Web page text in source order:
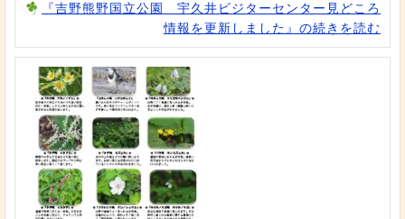
『吉野熊野国立公園 宇久井ビジターセンター見どころ
情報を更新しました』の続きを読む